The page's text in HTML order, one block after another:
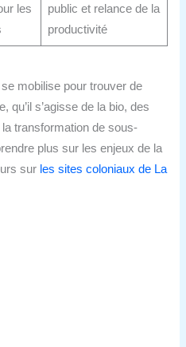
les
public et relance de la
productivité
mobilise pour trouver de
qu’il s’agisse de la bio, des
transformation de sous-
plus sur les enjeux de la
sur les sites coloniaux de La